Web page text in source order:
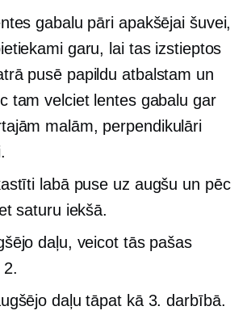
gabalu pāri apakšējai šuvei,
garu, lai tas izstieptos
pusē papildu atbalstam un
tam velciet lentes gabalu gar
malām, perpendikulāri
labā puse uz augšu un pēc
saturu iekšā.
daļu, veicot tās pašas
daļu tāpat kā 3. darbībā.